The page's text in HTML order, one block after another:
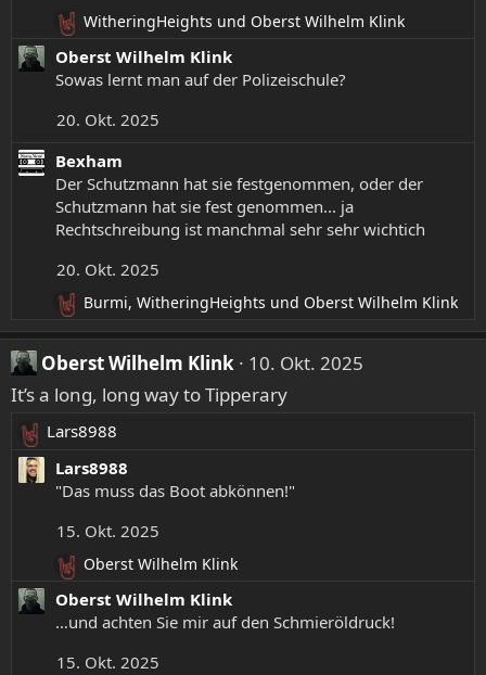
n
:
R
e
a
k
t
i
o
n
e
n
:
WitheringHeights und Oberst Wilhelm Klink
Oberst Wilhelm Klink
Sowas lernt man auf der Polizeischule?
20. Okt. 2025
Bexham
Der Schutzmann hat sie festgenommen, oder der
Schutzmann hat sie fest genommen... ja
Rechtschreibung ist manchmal sehr sehr wichtich
20. Okt. 2025
R
e
a
k
t
o
e
n
Burmi, WitheringHeights und Oberst Wilhelm Klink
Oberst Wilhelm Klink
10. Okt. 2025
It’s a long, long way to Tipperary
R
e
a
n
Lars8988
Lars8988
"Das muss das Boot abkönnen!"
15. Okt. 2025
R
e
k
t
Oberst Wilhelm Klink
Oberst Wilhelm Klink
…und achten Sie mir auf den Schmieröldruck!
15. Okt. 2025